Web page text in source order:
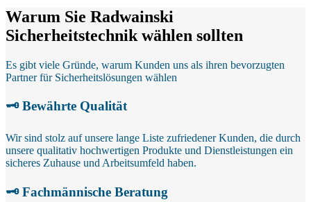
Warum Sie Radwainski
Sicherheitstechnik wählen sollten
Es gibt viele Gründe, warum Kunden uns als ihren bevorzugten
Partner für Sicherheitslösungen wählen
🗝️ Bewährte Qualität
Wir sind stolz auf unsere lange Liste zufriedener Kunden, die durch
unsere qualitativ hochwertigen Produkte und Dienstleistungen ein
sicheres Zuhause und Arbeitsumfeld haben.
🗝️ Fachmännische Beratung